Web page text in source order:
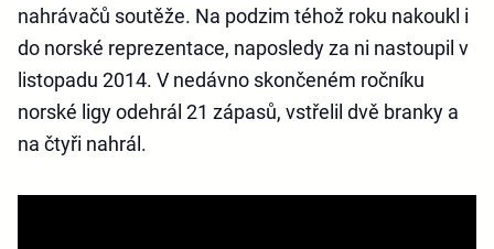
nahrávačů soutěže. Na podzim téhož roku nakoukl i
do norské reprezentace, naposledy za ni nastoupil v
listopadu 2014. V nedávno skončeném ročníku
norské ligy odehrál 21 zápasů, vstřelil dvě branky a
na čtyři nahrál.